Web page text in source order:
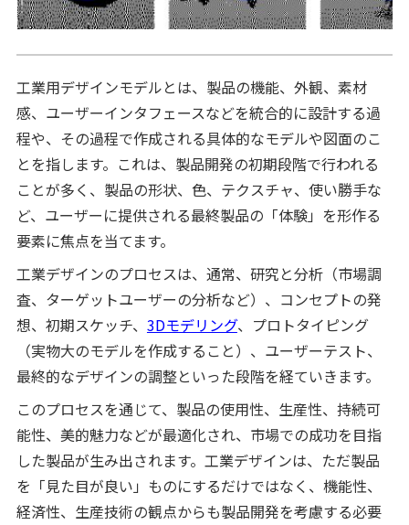
工業用デザインモデルとは、製品の機能、外観、素材
感、ユーザーインタフェースなどを統合的に設計する過
程や、その過程で作成される具体的なモデルや図面のこ
とを指します。これは、製品開発の初期段階で行われる
ことが多く、製品の形状、色、テクスチャ、使い勝手な
ど、ユーザーに提供される最終製品の「体験」を形作る
要素に焦点を当てます。
工業デザインのプロセスは、通常、研究と分析（市場調
査、ターゲットユーザーの分析など）、コンセプトの発
想、初期スケッチ、 3Dモデリング、プロトタイピング
（実物大のモデルを作成すること）、ユーザーテスト、
最終的なデザインの調整といった段階を経ていきます。
このプロセスを通じて、製品の使用性、生産性、持続可
能性、美的魅力などが最適化され、市場での成功を目指
した製品が生み出されます。工業デザインは、ただ製品
を「見た目が良い」ものにするだけではなく、機能性、
経済性、生産技術の観点からも製品開発を考慮する必要